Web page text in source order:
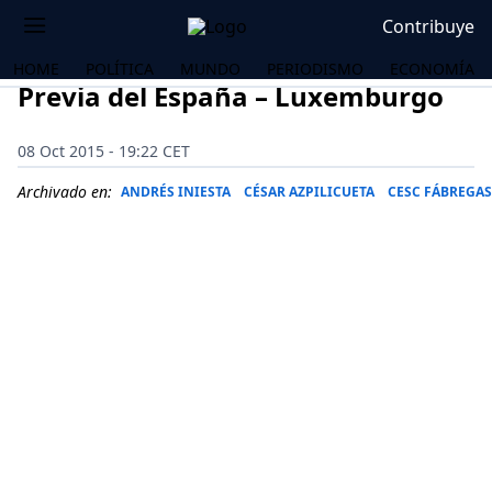
Contribuye
HOME POLÍTICA MUNDO PERIODISMO ECONOMÍA
Previa del España – Luxemburgo
08 Oct 2015 - 19:22 CET
Archivado en: ANDRÉS INIESTA CÉSAR AZPILICUETA CESC FÁBREGAS